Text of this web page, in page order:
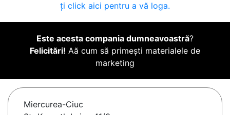
ți click aici pentru a vă loga.
Este acesta compania dumneavoastră?
Felicitări! Aă cum să primești materialele de
marketing
Miercurea-Ciuc